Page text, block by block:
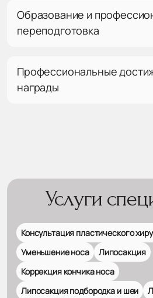
Образование и
переподготовка
Профессиональные
награды
Услуги
Консультация пластического
Уменьшение носа
Липосакция
Коррекция кончика носа
Липосакция подбородка и шеи